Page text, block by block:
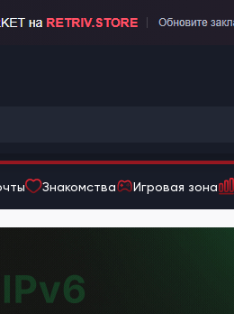
Знакомства Игровая зона